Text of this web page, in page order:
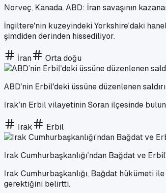
Norveç, Kanada, ABD: İran savaşının
İngiltere'nin kuzeyindeki Yorkshire'daki
şimdiden derinden hissediliyor.
İran Orta doğu
ABD’nin Erbil'deki üssüne düzenlenen saldırı
Irak’ın Erbil vilayetinin Soran ilçesinde
Irak Erbil
Irak Cumhurbaşkanlığı'ndan Bağdat ve
Irak Cumhurbaşkanlığı, Bağdat hükümeti
gerektiğini belirtti.